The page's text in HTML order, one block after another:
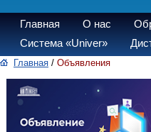
Главная О нас
Система «Univer»
Главная / Объявления